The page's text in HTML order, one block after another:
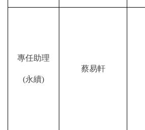
專任助理
(永續)
蔡易軒